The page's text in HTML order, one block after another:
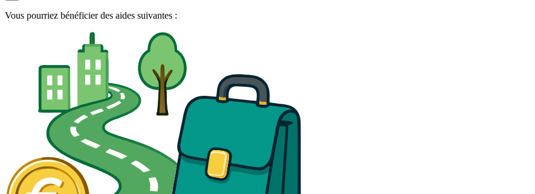
Vous pourriez bénéficier des aides suivantes :